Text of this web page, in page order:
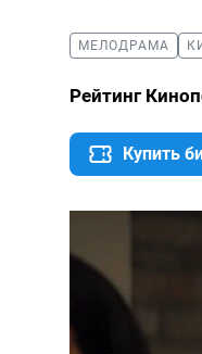
МЕЛОДРАМА
Рейтинг
Купить